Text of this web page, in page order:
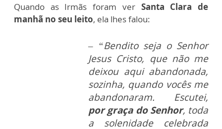
Quando as Irmãs foram verSanta Clara de
manhã no seu leito, ela lhes falou:
– “Bendito seja o Senhor
Jesus Cristo, que não me
deixou aqui abandonada,
sozinha, quando vocês me
abandonaram. Escutei,
por graça do Senhor, toda
a solenidade celebrada